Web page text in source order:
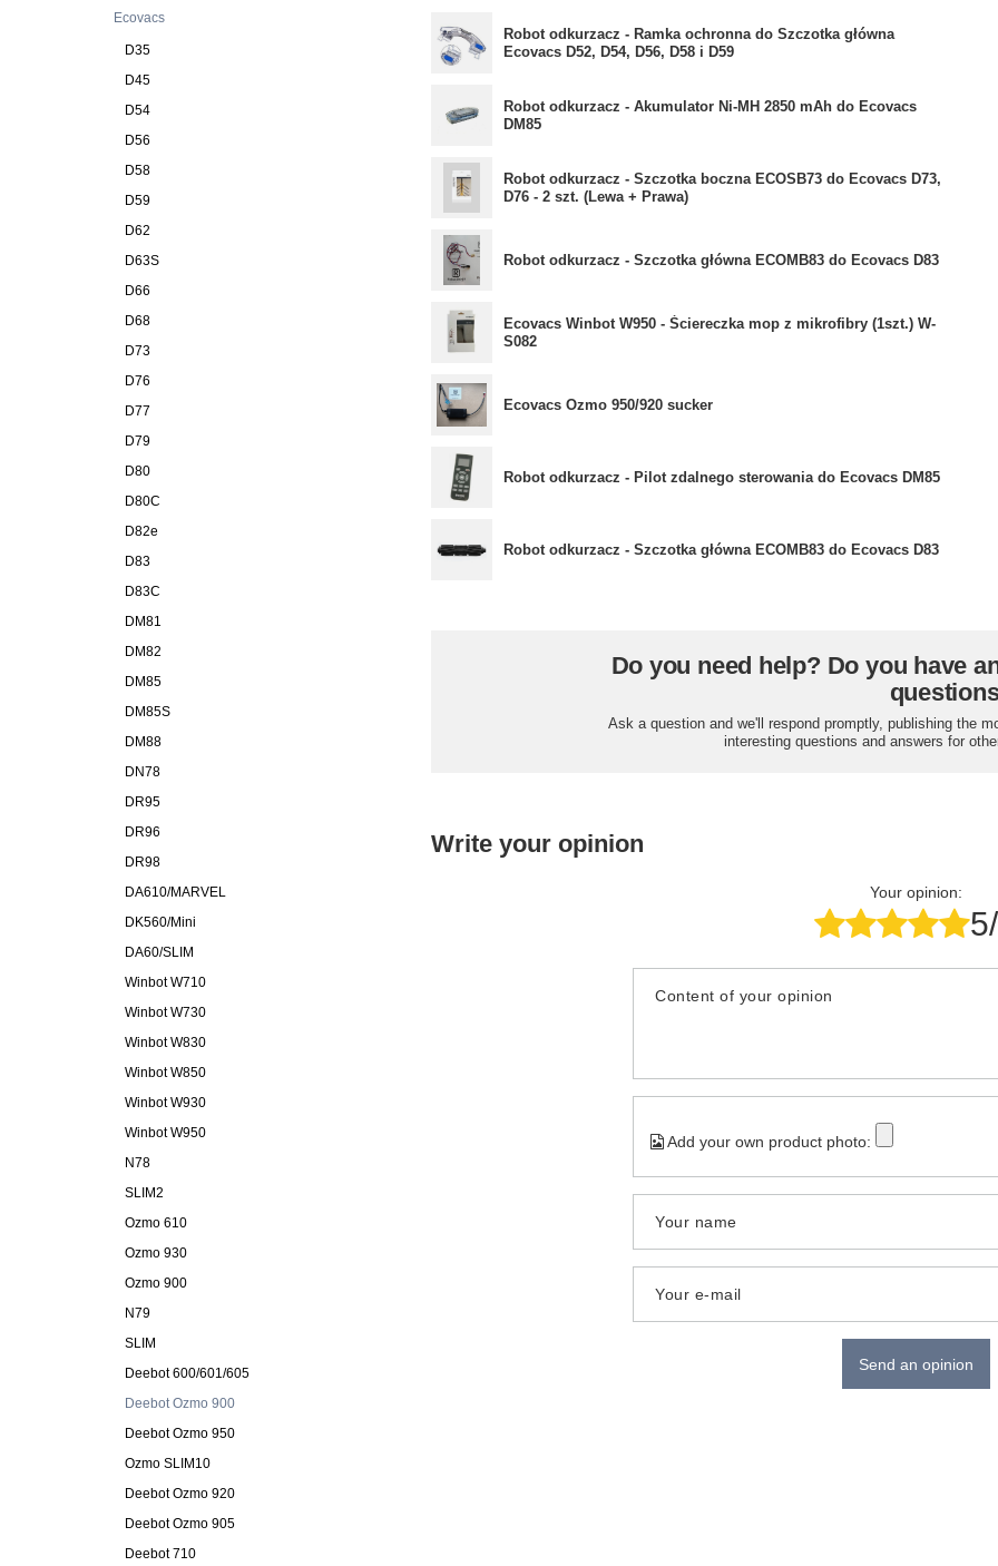
Ecovacs
D35
D45
D54
D56
D58
D59
D62
D63S
D66
D68
D73
D76
D77
D79
D80
D80C
D82e
D83
D83C
DM81
DM82
DM85
DM85S
DM88
DN78
DR95
DR96
DR98
DA610/MARVEL
DK560/Mini
DA60/SLIM
Winbot W710
Winbot W730
Winbot W830
Winbot W850
Winbot W930
Winbot W950
N78
SLIM2
Ozmo 610
Ozmo 930
Ozmo 900
N79
SLIM
Deebot 600/601/605
Deebot Ozmo 900
Deebot Ozmo 950
Ozmo SLIM10
Deebot Ozmo 920
Deebot Ozmo 905
Deebot 710
Robot odkurzacz - Ramka ochronna do Szczotka główna
Ecovacs D52, D54, D56, D58 i D59
Robot odkurzacz - Akumulator Ni-MH 2850 mAh do Ecovacs
DM85
Robot odkurzacz - Szczotka boczna ECOSB73 do Ecovacs D73,
D76 - 2 szt. (Lewa + Prawa)
Robot odkurzacz - Szczotka główna ECOMB83 do Ecovacs D83
Ecovacs Winbot W950 - Ściereczka mop z mikrofibry (1szt.) W-
S082
Ecovacs Ozmo 950/920 sucker
Robot odkurzacz - Pilot zdalnego sterowania do Ecovacs DM85
Robot odkurzacz - Szczotka główna ECOMB83 do Ecovacs D83
Do you need help? Do you have
Ask a question and we'll respond promptly, publishing the
interesting questions and answers for
Write your opinion
Your opinion:
Content of your opinion
Add your own product photo:
Your name
Your e-mail
Send an opinion